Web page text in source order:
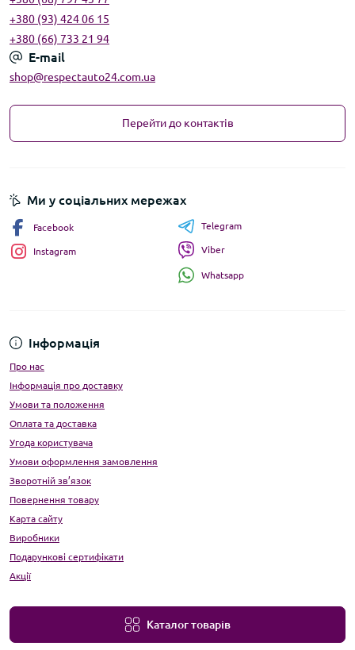
+380 (93) 424 06 15
+380 (66) 733 21 94
E-mail
shop@respectauto24.com.ua
Перейти до контактів
Інформація
Про нас
Інформація про доставку
Умови та положення
Оплата та доставка
Угода користувача
Умови оформлення замовлення
Зворотній зв’язок
Повернення товару
Карта сайту
Виробники
Подарункові сертифікати
Акції
Каталог товарів
Ми у соціальних мережах
Facebook
Instagram
Telegram
Viber
Whatsapp